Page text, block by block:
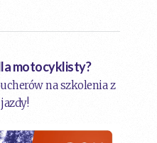
motocyklisty?
na szkolenia z